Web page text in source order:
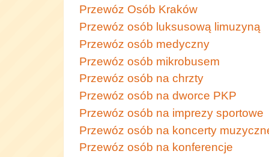
Przewóz Osób Kraków
Przewóz osób luksusową limuzyną
Przewóz osób medyczny
Przewóz osób mikrobusem
Przewóz osób na chrzty
Przewóz osób na dworce PKP
Przewóz osób na imprezy sportowe
Przewóz osób na koncerty
Przewóz osób na konferencje